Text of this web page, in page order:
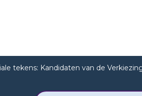
tekens: Kandidaten van de